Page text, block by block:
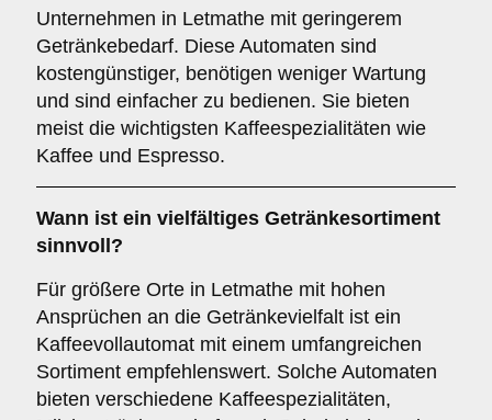
Unternehmen in Letmathe mit geringerem
Getränkebedarf. Diese Automaten sind
kostengünstiger, benötigen weniger Wartung
und sind einfacher zu bedienen. Sie bieten
meist die wichtigsten Kaffeespezialitäten wie
Kaffee und Espresso.
Wann ist ein vielfältiges Getränkesortiment
sinnvoll?
Für größere Orte in Letmathe mit hohen
Ansprüchen an die Getränkevielfalt ist ein
Kaffeevollautomat mit einem umfangreichen
Sortiment empfehlenswert. Solche Automaten
bieten verschiedene Kaffeespezialitäten,